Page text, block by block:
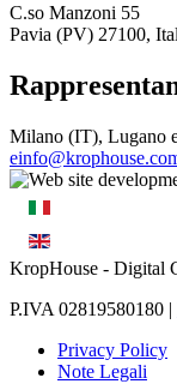
C.so Manzoni 55
Pavia (PV) 27100,
Milano (IT), Lugano
KropHouse - Digital
P.IVA 02819580180 |
Privacy Policy
Note Legali